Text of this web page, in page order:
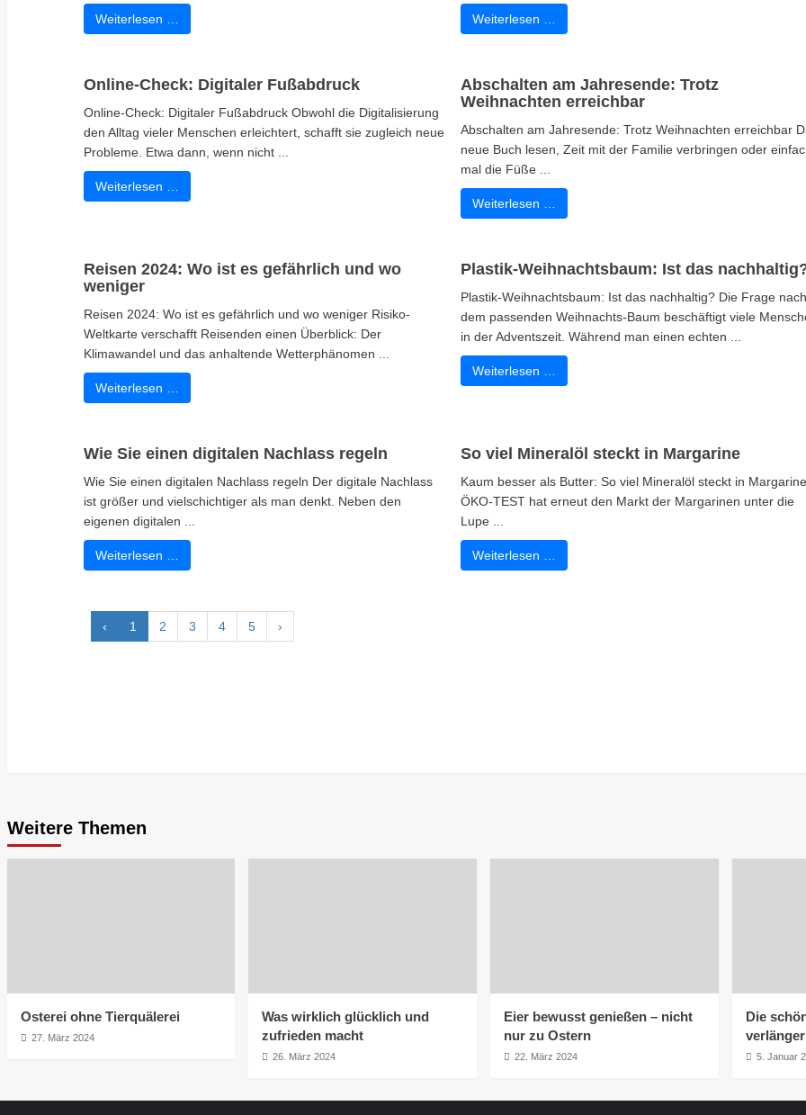
Weiterlesen … Weiterlesen …
Online-Check: Digitaler Fußabdruck
Online-Check: Digitaler Fußabdruck Obwohl die Digitalisierung
den Alltag vieler Menschen erleichtert, schafft sie zugleich neue
Probleme. Etwa dann, wenn nicht ...
Weiterlesen …
Abschalten am Jahresende: Trotz
Weihnachten erreichbar
Abschalten am Jahresende: Trotz Weihnachten erreichbar
neue Buch lesen, Zeit mit der Familie verbringen oder
mal die Füße ...
Weiterlesen …
Reisen 2024: Wo ist es gefährlich und wo
weniger
Reisen 2024: Wo ist es gefährlich und wo weniger Risiko-
Weltkarte verschafft Reisenden einen Überblick: Der
Klimawandel und das anhaltende Wetterphänomen ...
Weiterlesen …
Plastik-Weihnachtsbaum: Ist das
Plastik-Weihnachtsbaum: Ist das nachhaltig? Die Frage
dem passenden Weihnachts-Baum beschäftigt viele
in der Adventszeit. Während man einen echten ...
Weiterlesen …
Wie Sie einen digitalen Nachlass regeln
Wie Sie einen digitalen Nachlass regeln Der digitale Nachlass
ist größer und vielschichtiger als man denkt. Neben den
eigenen digitalen ...
Weiterlesen …
So viel Mineralöl steckt in Margarine
Kaum besser als Butter: So viel Mineralöl steckt in
ÖKO-TEST hat erneut den Markt der Margarinen unter die
Lupe ...
Weiterlesen …
‹ 1 2 3 4 5 ›
Weitere Themen
Osterei ohne Tierquälerei
27. März 2024
Was wirklich glücklich und
zufrieden macht
26. März 2024
Eier bewusst genießen – nicht
nur zu Ostern
22. März 2024
Die
5. Januar